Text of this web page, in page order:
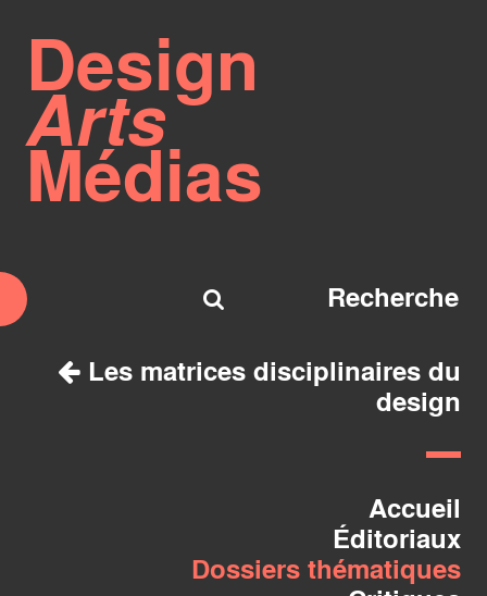
Design
Arts
Médias
Les matrices disciplinaires du
design
Accueil
Éditoriaux
Dossiers thématiques